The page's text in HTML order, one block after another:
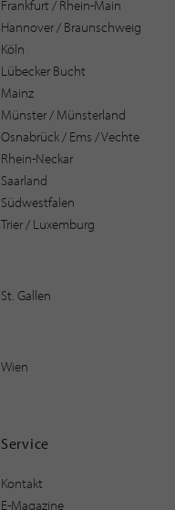
Frankfurt / Rhein-Main
Hannover / Braunschweig
Köln
Lübecker Bucht
Mainz
Münster / Münsterland
Osnabrück / Ems / Vechte
Rhein-Neckar
Saarland
Südwestfalen
Trier / Luxemburg
St. Gallen
Wien
Service
Kontakt
E-Magazine